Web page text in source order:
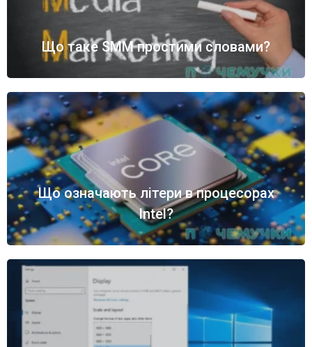
Що таке SMM простими словами?
Що означають літери в процесорах
Intel?